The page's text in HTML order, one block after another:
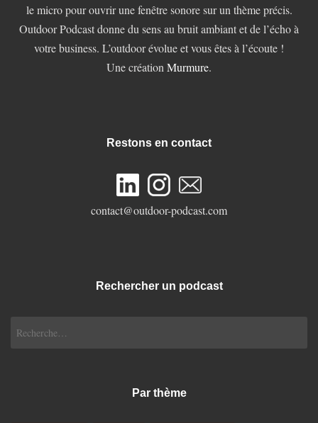
le micro pour ouvrir une fenêtre sonore sur un thème précis.
Outdoor Podcast donne du sens au bruit ambiant et de l’écho à
votre business. L’outdoor évolue et vous êtes à l’écoute !
Une création Murmure.
Restons en contact
contact@outdoor-podcast.com
Rechercher un podcast
Par thème